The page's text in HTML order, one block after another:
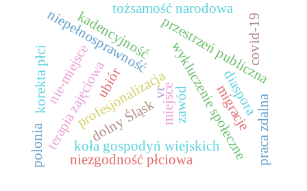
profesjonalizacjazawód
terapia zajęciowa wykluczenie społeczne
niepełnosprawność
miejsce
nie-miejsce przestrzeń publiczna
koła gospodyń wiejskich
dolny Śląsk
niezgodność płciowa
korekta płci migracje
diaspora
polonia
tożsamość narodowa
praca zdalna
covid-19
ubiór vr
kadencyjność